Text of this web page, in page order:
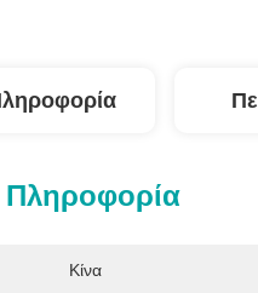
Πληροφορία
Κίνα